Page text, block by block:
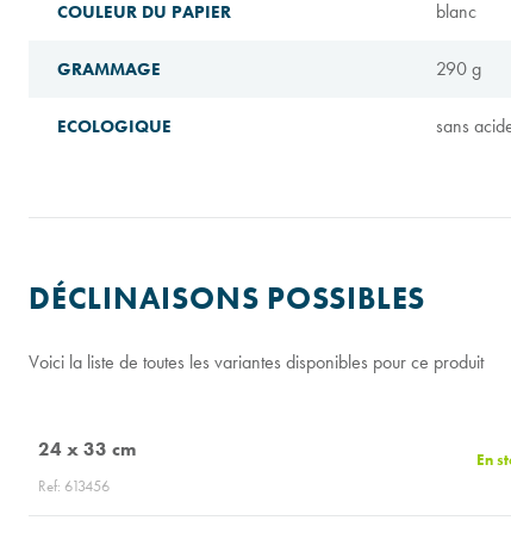
COULEUR DU PAPIER blanc
GRAMMAGE 290 g
ECOLOGIQUE sans
DÉCLINAISONS POSSIBLES
Voici la liste de toutes les variantes disponibles pour ce produit
24 x 33 cm
Ref: 613456
En